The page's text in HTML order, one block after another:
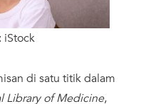
iStock
di satu titik dalam
Library of Medicine,